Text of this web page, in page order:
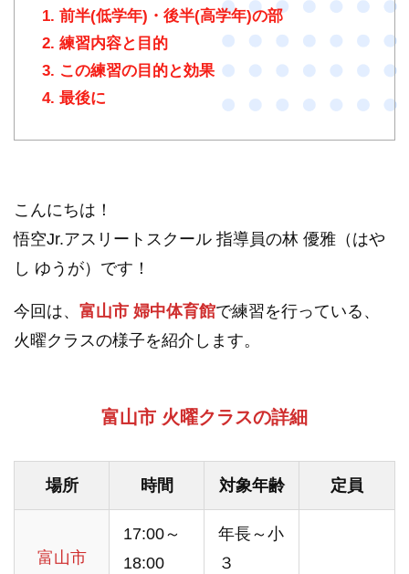
1. 前半(低学年)・後半(高学年)の部
2. 練習内容と目的
3. この練習の目的と効果
4. 最後に
こんにちは！
悟空Jr.アスリートスクール 指導員の林 優雅（はや
し ゆうが）です！
今回は、 富山市 婦中体育館で練習を行っている、
火曜クラスの様子を紹介します。
富山市 火曜クラスの詳細
場所 時間 対象年齢 定員
富山市
17:00～
18:00
年長～小
３